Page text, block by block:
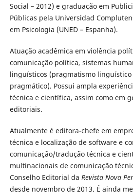
Social – 2012) e graduação em
Públicas pela Universidad
em Psicologia (UNED – Espanha).
Atuação acadêmica em violência
comunicação política, sistemas
linguísticos (pragmatismo
pragmático). Possui ampla
técnica e científica, assim como em
editoriais.
Atualmente é editora-chefe em
técnica e localização de software e
comunicação/tradução técnica e
multinacionais de comunicação
Conselho Editorial da Revista Nova
desde novembro de 2013. É ainda